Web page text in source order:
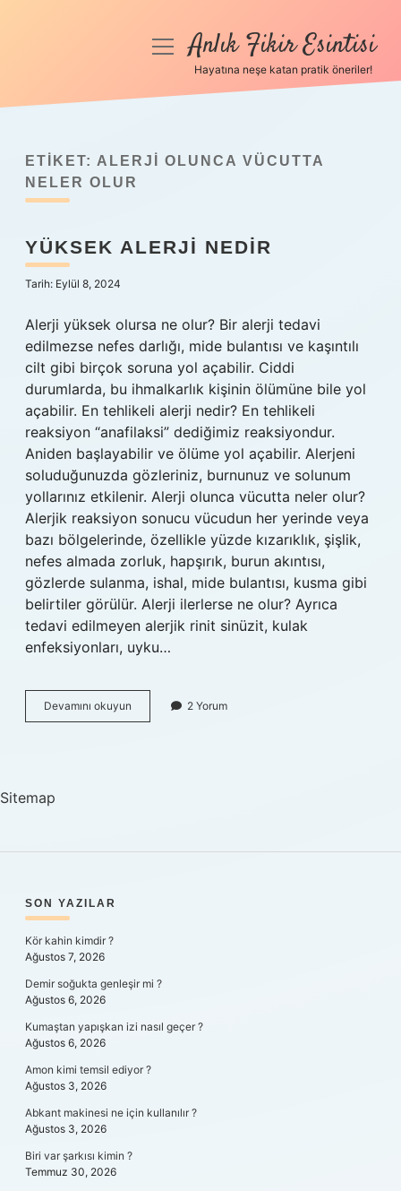
Anasayfa
Yasal Uyarı
menüyüAnlık Fikir Esintisi
Hayatına neşe katan pratik öneriler!
ETIKET: ALERJI OLUNCA VÜCUTTA
NELER OLUR
YÜKSEK ALERJI NEDIR
Tarih: Eylül 8, 2024
Alerji yüksek olursa ne olur? Bir alerji tedavi
edilmezse nefes darlığı, mide bulantısı ve kaşıntılı
cilt gibi birçok soruna yol açabilir. Ciddi
durumlarda, bu ihmalkarlık kişinin ölümüne bile yol
açabilir. En tehlikeli alerji nedir? En tehlikeli
reaksiyon “anafilaksi” dediğimiz reaksiyondur.
Aniden başlayabilir ve ölüme yol açabilir. Alerjeni
soluduğunuzda gözleriniz, burnunuz ve solunum
yollarınız etkilenir. Alerji olunca vücutta neler olur?
Alerjik reaksiyon sonucu vücudun her yerinde veya
bazı bölgelerinde, özellikle yüzde kızarıklık, şişlik,
nefes almada zorluk, hapşırık, burun akıntısı,
gözlerde sulanma, ishal, mide bulantısı, kusma gibi
belirtiler görülür. Alerji ilerlerse ne olur? Ayrıca
tedavi edilmeyen alerjik rinit sinüzit, kulak
enfeksiyonları, uyku…
Devamını okuyun
Alerji
2 Yorum
Sitemap
SIDEBAR
SON YAZILAR
Kör kahin kimdir ?
Ağustos 7, 2026
Demir soğukta genleşir mi ?
Ağustos 6, 2026
Kumaştan yapışkan izi nasıl geçer ?
Ağustos 6, 2026
Amon kimi temsil ediyor ?
Ağustos 3, 2026
Abkant makinesi ne için kullanılır ?
Ağustos 3, 2026
Biri var şarkısı kimin ?
Temmuz 30, 2026